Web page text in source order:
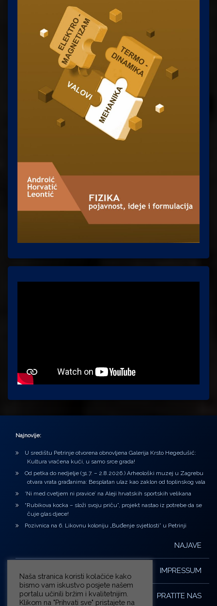
Najnovije:
U središtu Petrinje otvorena obnovljena Galerija Krsto Hegedušić:
Kultura vraćena kući, u samo srce grada!
Od petka do nedjelje (31.7. – 2.8.2026.) Arheološki muzej u Zagrebu
otvara vrata građanima: Besplatan ulaz kao zaklon od toplinskog vala
‘Ni med cvetjem ni pravice’ na Aleji hrvatskih sportskih velikana
“Rubikova kocka – složi svoju priču”, projekt nastao iz potrebe da se
čuje glas djece!
Pozivnica na 6. Likovnu koloniju „Buđenje svjetlosti” u Petrinji
NAJAVE
IMPRESSUM
PRATITE NAS
Naša stranica koristi kolačiće kako
bismo vam iskustvo posjete našem
portalu učinili bržim i kvalitetnijim.
Klikom na "Prihvati sve" pristajete na